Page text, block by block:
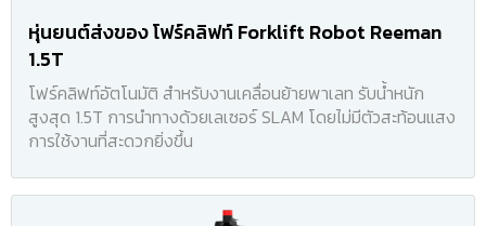
หุ่นยนต์ส่งของ โฟร์คลิฟท์ Forklift Robot Reeman
1.5T
โฟร์คลิฟท์อัตโนมัติ สำหรับงานเคลื่อนย้ายพาเลท รับน้ำหนัก
สูงสุด 1.5T การนำทางด้วยเลเซอร์ SLAM โดยไม่มีตัวสะท้อนแสง
การใช้งานที่สะดวกยิ่งขึ้น